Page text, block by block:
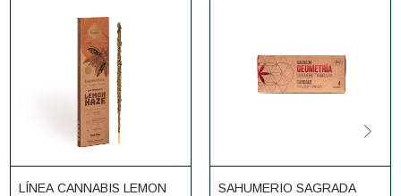
LÍNEA CANNABIS LEMON
SAHUMERIO SAGRADA